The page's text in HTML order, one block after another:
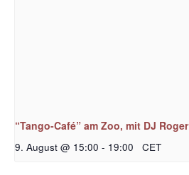
“Tango-Café” am Zoo, mit DJ Roger
9. August @ 15:00 - 19:00 CET